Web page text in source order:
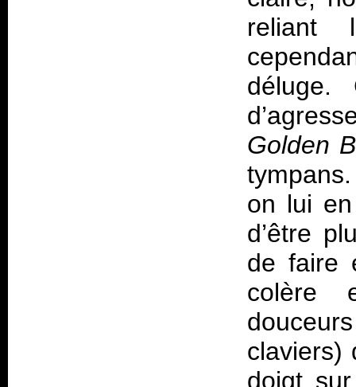
reliant
déluge.
Golden
on lui
d’être
de faire
colère
claviers)
doigt